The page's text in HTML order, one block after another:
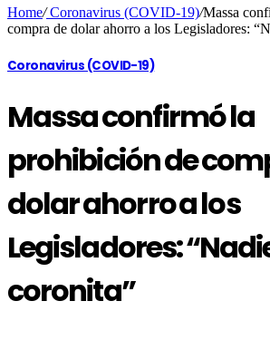
Home/Coronavirus (COVID-19)/Massa
compra de dolar ahorro a los Legisladores:
Coronavirus (COVID-19)
Massa confirmó la
prohibición de
dolar ahorro a los
Legisladores:
coronita”